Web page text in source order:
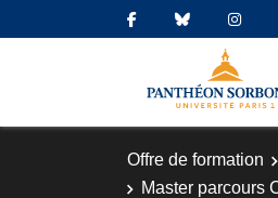
Offre de formation
Master parcours